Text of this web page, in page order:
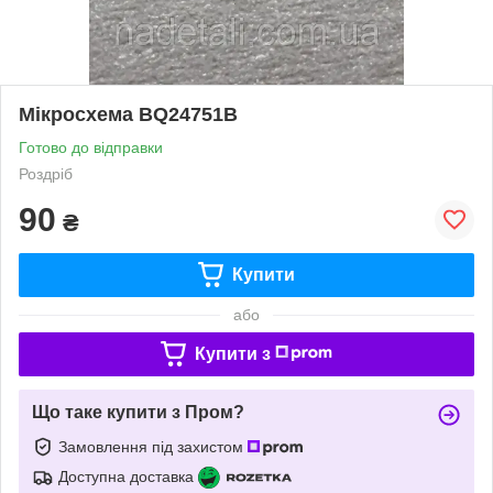
Мікросхема BQ24751B
Готово до відправки
Роздріб
90 ₴
Купити
або
Купити з
Що таке купити з Пром?
Замовлення під захистом
Доступна доставка